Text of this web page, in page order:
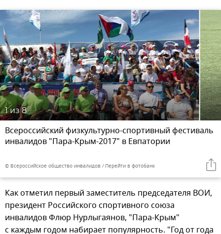
1из 8
Всероссийский физкультурно-спортивный фестиваль
инвалидов "Пара-Крым-2017" в Евпатории
© Всероссийское общество инвалидов Перейти в фотобанк
Как отметил первый заместитель председателя ВОИ,
президент Российского спортивного союза
инвалидов Флюр Нурлыгаянов, "Пара-Крым"
с каждым годом набирает популярность. "Год от года